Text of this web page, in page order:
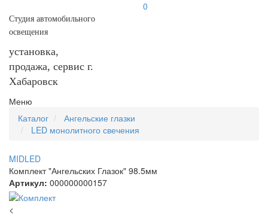
Студия автомобильного
освещения
установка,
продажа, сервис г.
Хабаровск
0
Меню
Каталог
Ангельские глазки
LED монолитного свечения
MIDLED
Комплект "Ангельских Глазок" 98.5мм
Артикул: 000000000157
<